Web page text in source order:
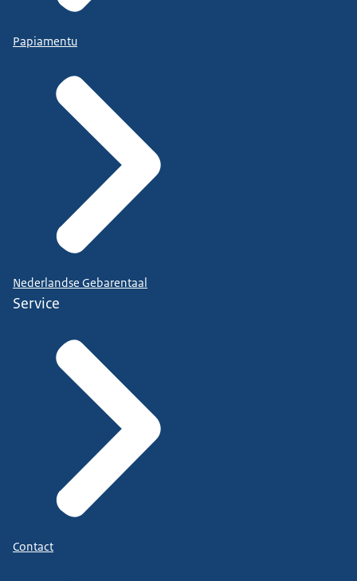
Papiamentu
Nederlandse Gebarentaal
Service
Contact